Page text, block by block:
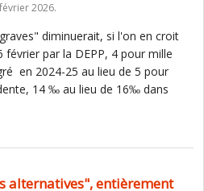
2026.
diminuerait, si l'on en croit
février par la DEPP, 4 pour mille
en 2024-25 au lieu de 5 pour
14 ‰ au lieu de 16‰ dans
alternatives", entièrement